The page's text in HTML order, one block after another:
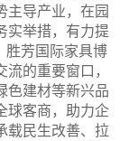
主导产业，在园
实举措，有力提
胜芳国际家具博
的重要窗口，
色建材等新兴品
球客商，助力企
载民生改善、拉